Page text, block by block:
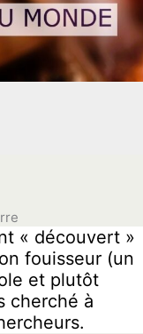
« découvert »
fouisseur (un
et plutôt
cherché à